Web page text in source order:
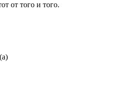
от того и того.